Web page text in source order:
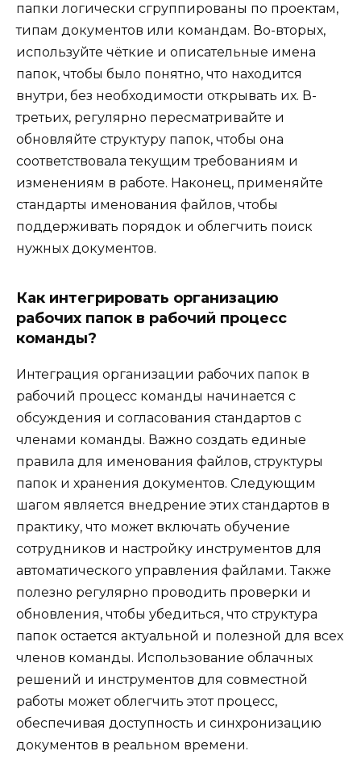
папки логически сгруппированы по проектам,
типам документов или командам. Во-вторых,
используйте чёткие и описательные имена
папок, чтобы было понятно, что находится
внутри, без необходимости открывать их. В-
третьих, регулярно пересматривайте и
обновляйте структуру папок, чтобы она
соответствовала текущим требованиям и
изменениям в работе. Наконец, применяйте
стандарты именования файлов, чтобы
поддерживать порядок и облегчить поиск
нужных документов.
Как интегрировать организацию
рабочих папок в рабочий процесс
команды?
Интеграция организации рабочих папок в
рабочий процесс команды начинается с
обсуждения и согласования стандартов с
членами команды. Важно создать единые
правила для именования файлов, структуры
папок и хранения документов. Следующим
шагом является внедрение этих стандартов в
практику, что может включать обучение
сотрудников и настройку инструментов для
автоматического управления файлами. Также
полезно регулярно проводить проверки и
обновления, чтобы убедиться, что структура
папок остается актуальной и полезной для всех
членов команды. Использование облачных
решений и инструментов для совместной
работы может облегчить этот процесс,
обеспечивая доступность и синхронизацию
документов в реальном времени.